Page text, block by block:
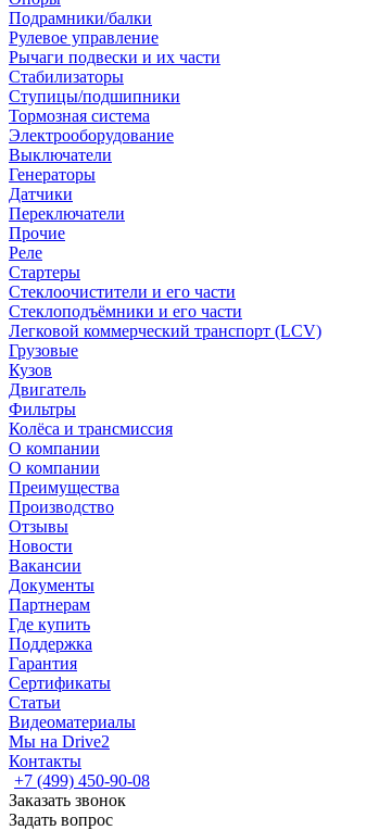
Подрамники/балки
Рулевое управление
Рычаги подвески и их части
Стабилизаторы
Ступицы/подшипники
Тормозная система
Электрооборудование
Выключатели
Генераторы
Датчики
Переключатели
Прочие
Реле
Стартеры
Стеклоочистители и его части
Стеклоподъёмники и его части
Легковой коммерческий транспорт (LCV)
Грузовые
Кузов
Двигатель
Фильтры
Колёса и трансмиссия
О компании
О компании
Преимущества
Производство
Отзывы
Новости
Вакансии
Документы
Партнерам
Где купить
Поддержка
Гарантия
Сертификаты
Статьи
Видеоматериалы
Мы на Drive2
Контакты
+7 (499) 450-90-08
Заказать звонок
Задать вопрос